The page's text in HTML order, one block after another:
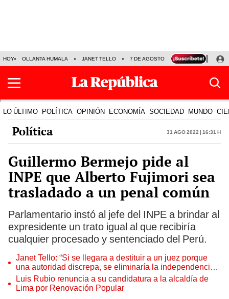
HOY OLLANTA HUMALA JANET TELLO 7 DE AGOSTO TINKA RESULTADOS
LO ÚLTIMO POLÍTICA OPINIÓN ECONOMÍA SOCIEDAD MUNDO
Política 31 Ago 2022 | 16:31 h
Guillermo Bermejo pide al
INPE que Alberto Fujimori sea
trasladado a un penal común
Parlamentario instó al jefe del INPE a brindar al
expresidente un trato igual al que recibiría
cualquier procesado y sentenciado del Perú.
Janet Tello: “Si se llegara a destituir a un juez porque
una autoridad discrepa, se eliminaría la independencia
judicial”
Luis Rubio renuncia a su candidatura a la alcaldía de
Lima por Renovación Popular